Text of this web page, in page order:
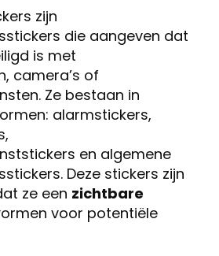
zijn
die aangeven dat
is met
camera’s of
Ze bestaan in
alarmstickers,
en algemene
Deze stickers zijn
ze een zichtbare
voor potentiële